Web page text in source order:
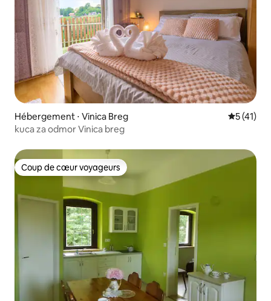
Hébergement ⋅ Vinica Breg
5 (41)
kuca za odmor Vinica breg
Coup de cœur voyageurs
Coup de cœur voyageurs